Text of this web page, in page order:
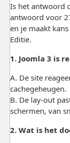
Is het antwoord
antwoord voor
en je maakt
Editie.
1. Joomla 3 is
A. De site
cachegeheugen.
B. De lay-out
schermen, van
2. Wat is het